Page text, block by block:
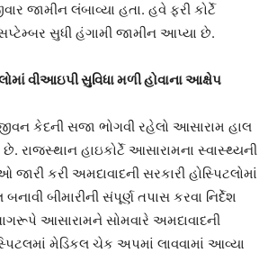
જામીન લંબાવ્યા હતા. હવે ફરી કોર્ટે
સુધી હંગામી જામીન આપ્યા છે.
વીઆઇપી સુવિધા મળી હોવાના આક્ષેપ
કેદની સજા ભોગવી રહેલો આસારામ હાલ
રાજસ્થાન હાઇકોર્ટે આસારામના સ્વાસ્થ્યની
કરી અમદાવાદની સરકારી હોસ્પિટલોમાં
બીમારીની સંપૂર્ણ તપાસ કરવા નિર્દેશ
આસારામને સોમવારે અમદાવાદની
મેડિકલ ચેક અપમાં લાવવામાં આવ્યા